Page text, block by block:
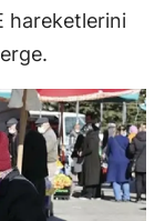
hareketlerini